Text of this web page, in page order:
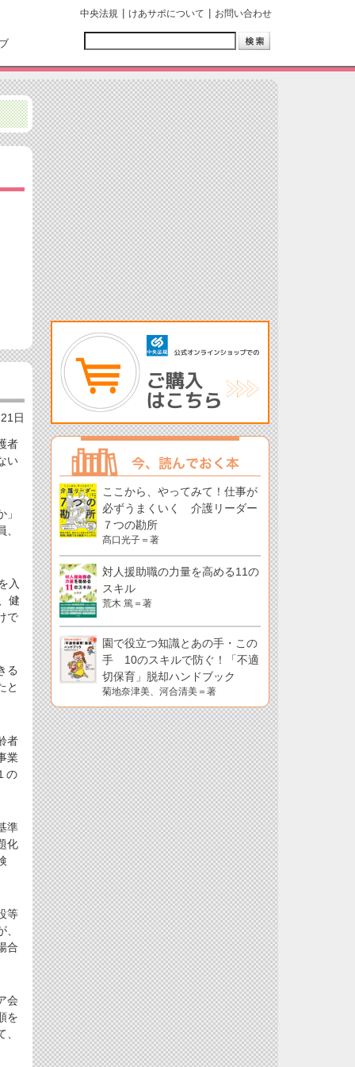
中央法規 けあサポについて お問い合わせ
日
者
い
入
健
で
る
と
者
業
の
準
化
等
合
会
を
ここから、やってみて！仕事が
必ずうまくいく 介護リーダー
７つの勘所
髙口光子＝著
対人援助職の力量を高める11の
スキル
荒木 篤＝著
園で役立つ知識とあの手・この
手 10のスキルで防ぐ！「不適
切保育」脱却ハンドブック
菊地奈津美、河合清美＝著